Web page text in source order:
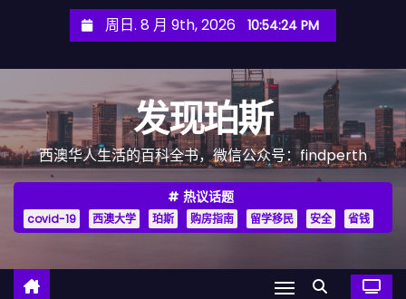
周日. 8 月 9th, 2026 10:54:26 PM
发现珀斯
西澳华人生活的百科全书，微信公众号：findperth
热议话题
covid-19 西澳大学 珀斯 购房指南 留学移民 安全 省钱